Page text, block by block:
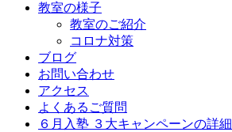
教室の様子
教室のご紹介
コロナ対策
ブログ
お問い合わせ
アクセス
よくあるご質問
６月入塾 ３大キャンペーンの詳細